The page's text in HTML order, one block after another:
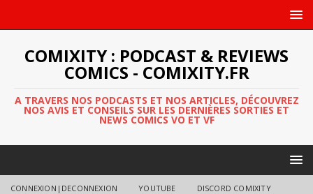
COMIXITY : PODCAST & REVIEWS
COMICS - COMIXITY.FR
A TRAVERS NOS PODCASTS ET NOS ARTICLES, DÉCOUVREZ
NOS AVIS ET CONSEILS SUR LES DERNIÈRES SORTIES ET
NEWS COMICS VO ET VF
CONNEXION|DECONNEXION YOUTUBE DISCORD COMIXITY